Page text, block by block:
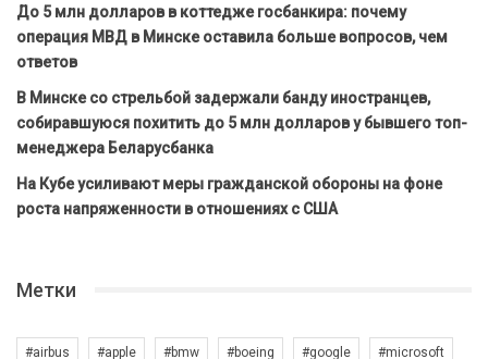
До 5 млн долларов в коттедже госбанкира: почему
операция МВД в Минске оставила больше вопросов, чем
ответов
В Минске со стрельбой задержали банду иностранцев,
собиравшуюся похитить до 5 млн долларов у бывшего топ-
менеджера Беларусбанка
На Кубе усиливают меры гражданской обороны на фоне
роста напряженности в отношениях с США
Метки
#airbus #apple #bmw #boeing #google #microsoft